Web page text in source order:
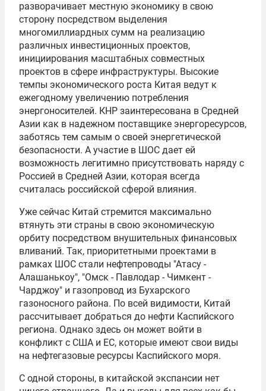
разворачивает местную экономику в свою
сторону посредством выделения
многомиллиардных сумм на реализацию
различных инвестиционных проектов,
инициирования масштабных совместных
проектов в сфере инфраструктуры. Высокие
темпы экономического роста Китая ведут к
ежегодному увеличению потребления
энергоносителей. КНР заинтересована в Средней
Азии как в надежном поставщике энергоресурсов,
заботясь тем самым о своей энергетической
безопасности. А участие в ШОС дает ей
возможность легитимно присутствовать наряду с
Россией в Средней Азии, которая всегда
считалась российской сферой влияния.
Уже сейчас Китай стремится максимально
втянуть эти страны в свою экономическую
орбиту посредством внушительных финансовых
вливаний. Так, приоритетными проектами в
рамках ШОС стали нефтепроводы "Атасу -
Алашанькоу", "Омск - Павлодар - Чимкент -
Чарджоу" и газопровод из Бухарского
газоносного района. По всей видимости, Китай
рассчитывает добраться до нефти Каспийского
региона. Однако здесь он может войти в
конфликт с США и ЕС, которые имеют свои виды
на нефтегазовые ресурсы Каспийского моря.
С одной стороны, в китайской экспансии нет